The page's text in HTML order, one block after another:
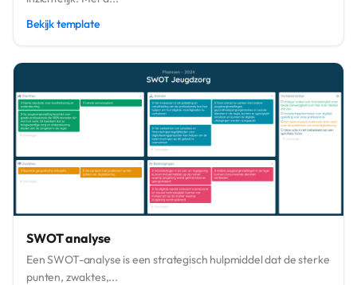
Bekijk template
SWOT analyse
Een SWOT-analyse is een strategisch hulpmiddel dat de sterke
punten, zwaktes,...